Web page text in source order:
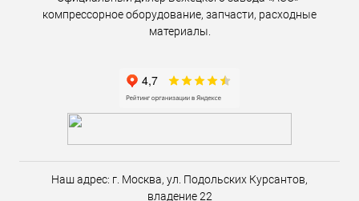
компрессорное оборудование, запчасти, расходные
материалы.
Наш адрес: г. Москва, ул. Подольских Курсантов,
владение 22